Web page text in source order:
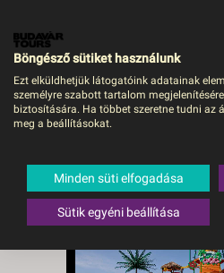
Regnum The
Törökország,Török
Böngésző sütiket használunk
Ezt elküldhetjük látogatóink adatainak
személyre szabott tartalom
biztosítására. Ha többet szeretne tudni az
meg a beállításokat.
Minden süti elfogadása
Sütik egyéni beállítása